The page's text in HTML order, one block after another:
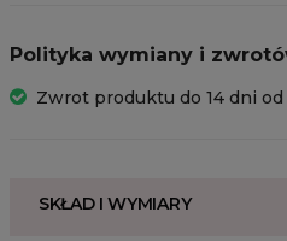
Polityka wymiany i
Zwrot produktu do 14 dni
SKŁAD I WYMIARY